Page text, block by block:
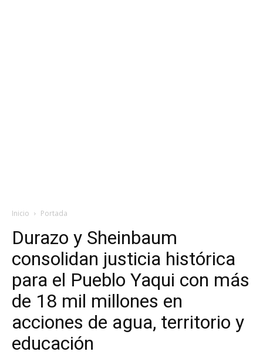
Inicio Portada
Durazo y Sheinbaum
consolidan justicia histórica
para el Pueblo Yaqui con más
de 18 mil millones en
acciones de agua, territorio y
educación